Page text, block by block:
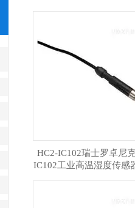
HC2-IC102瑞士罗卓尼
IC102工业高温湿度传感